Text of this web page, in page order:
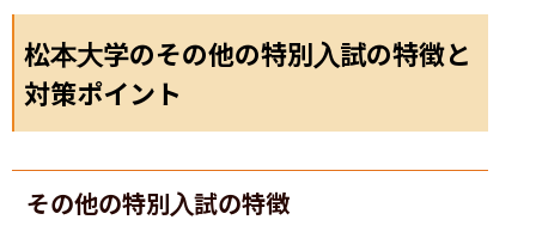
松本大学のその他の特別入試の特徴と
対策ポイント
その他の特別入試の特徴